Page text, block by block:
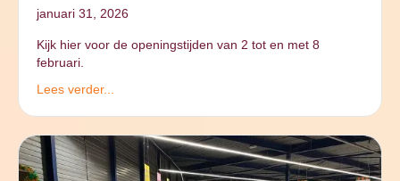
januari 31, 2026
Kijk hier voor de openingstijden van 2 tot en met 8
februari.
Lees verder...